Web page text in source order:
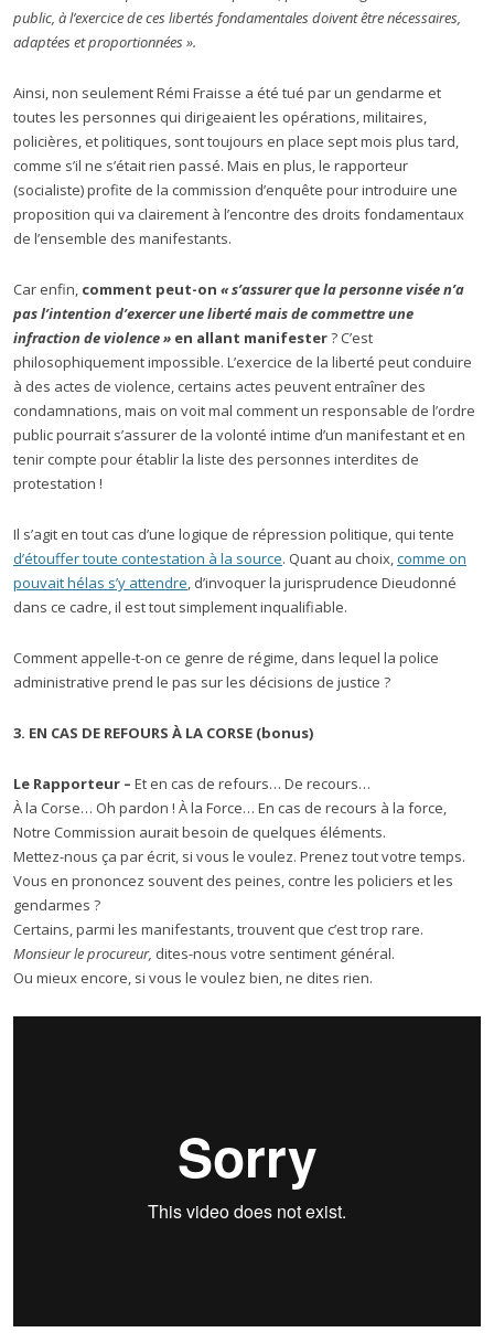
public, à l’exercice de ces libertés fondamentales doivent être nécessaires,
adaptées et proportionnées ».
Ainsi, non seulement Rémi Fraisse a été tué par un gendarme et
toutes les personnes qui dirigeaient les opérations, militaires,
policières, et politiques, sont toujours en place sept mois plus tard,
comme s’il ne s’était rien passé. Mais en plus, le rapporteur
(socialiste) profite de la commission d’enquête pour introduire une
proposition qui va clairement à l’encontre des droits fondamentaux
de l’ensemble des manifestants.
Car enfin, comment peut-on « s’assurer que la personne visée n’a
pas l’intention d’exercer une liberté mais de commettre une
infraction de violence » en allant manifester? C’est
philosophiquement impossible. L’exercice de la liberté peut conduire
à des actes de violence, certains actes peuvent entraîner des
condamnations, mais on voit mal comment un responsable de l’ordre
public pourrait s’assurer de la volonté intime d’un manifestant et en
tenir compte pour établir la liste des personnes interdites de
protestation !
Il s’agit en tout cas d’une logique de répression politique, qui tente
d’étouffer toute contestation à la source. Quant au choix,comme on
pouvait hélas s’y attendre, d’invoquer la jurisprudence Dieudonné
dans ce cadre, il est tout simplement inqualifiable.
Comment appelle-t-on ce genre de régime, dans lequel la police
administrative prend le pas sur les décisions de justice ?
3. EN CAS DE REFOURS À LA CORSE (bonus)
Le Rapporteur – Et en cas de refours… De recours…
À la Corse… Oh pardon ! À la Force… En cas de recours à la force,
Notre Commission aurait besoin de quelques éléments.
Mettez-nous ça par écrit, si vous le voulez. Prenez tout votre temps.
Vous en prononcez souvent des peines, contre les policiers et les
gendarmes ?
Certains, parmi les manifestants, trouvent que c’est trop rare.
Monsieur le procureur, dites-nous votre sentiment général.
Ou mieux encore, si vous le voulez bien, ne dites rien.